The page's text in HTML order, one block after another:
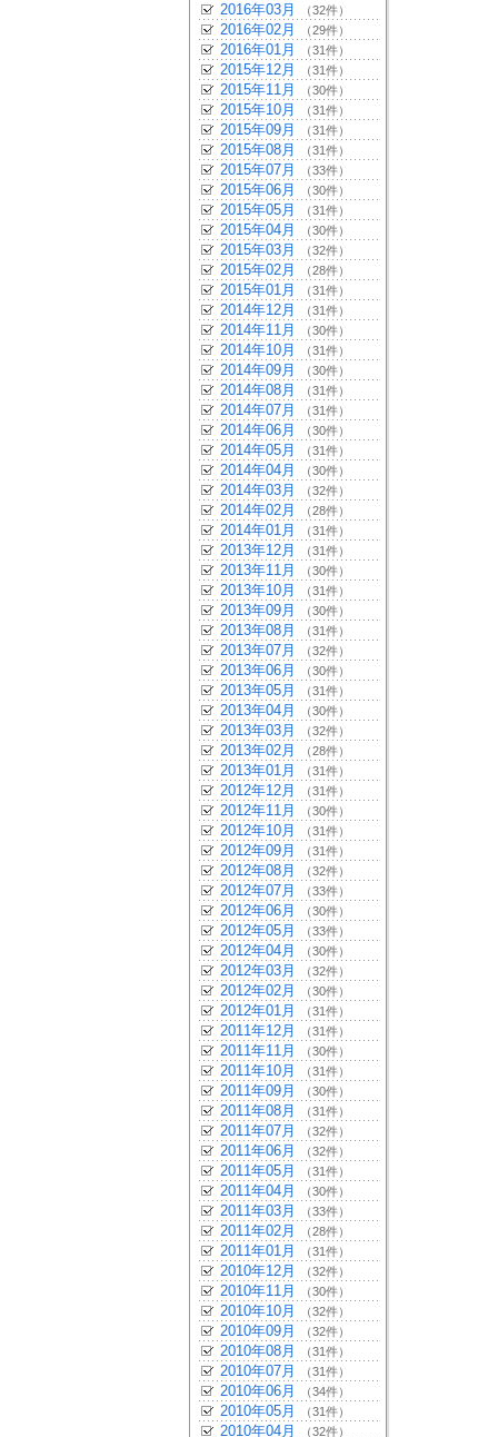
2016年03月 （32件）
2016年02月 （29件）
2016年01月 （31件）
2015年12月 （31件）
2015年11月 （30件）
2015年10月 （31件）
2015年09月 （31件）
2015年08月 （31件）
2015年07月 （33件）
2015年06月 （30件）
2015年05月 （31件）
2015年04月 （30件）
2015年03月 （32件）
2015年02月 （28件）
2015年01月 （31件）
2014年12月 （31件）
2014年11月 （30件）
2014年10月 （31件）
2014年09月 （30件）
2014年08月 （31件）
2014年07月 （31件）
2014年06月 （30件）
2014年05月 （31件）
2014年04月 （30件）
2014年03月 （32件）
2014年02月 （28件）
2014年01月 （31件）
2013年12月 （31件）
2013年11月 （30件）
2013年10月 （31件）
2013年09月 （30件）
2013年08月 （31件）
2013年07月 （32件）
2013年06月 （30件）
2013年05月 （31件）
2013年04月 （30件）
2013年03月 （32件）
2013年02月 （28件）
2013年01月 （31件）
2012年12月 （31件）
2012年11月 （30件）
2012年10月 （31件）
2012年09月 （31件）
2012年08月 （32件）
2012年07月 （33件）
2012年06月 （30件）
2012年05月 （33件）
2012年04月 （30件）
2012年03月 （32件）
2012年02月 （30件）
2012年01月 （31件）
2011年12月 （31件）
2011年11月 （30件）
2011年10月 （31件）
2011年09月 （30件）
2011年08月 （31件）
2011年07月 （32件）
2011年06月 （32件）
2011年05月 （31件）
2011年04月 （30件）
2011年03月 （33件）
2011年02月 （28件）
2011年01月 （31件）
2010年12月 （32件）
2010年11月 （30件）
2010年10月 （32件）
2010年09月 （32件）
2010年08月 （31件）
2010年07月 （31件）
2010年06月 （34件）
2010年05月 （31件）
2010年04月 （32件）